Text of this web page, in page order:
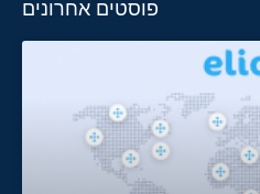
פוסטים אחרונים